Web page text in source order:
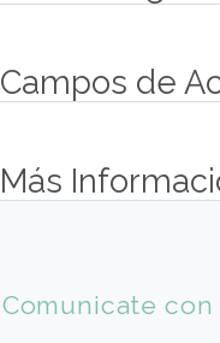
Objetivos
los precios de